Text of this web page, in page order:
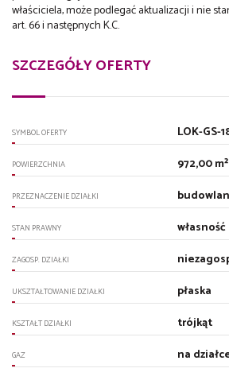
właściciela, może podlegać aktualizacji i nie
art. 66 i następnych K.C.
SZCZEGÓŁY OFERTY
SYMBOL OFERTY LOK-GS-
POWIERZCHNIA 972,00 m²
PRZEZNACZENIE DZIAŁKI
STAN PRAWNY własność
ZAGOSP. DZIAŁKI
UKSZTAŁTOWANIE DZIAŁKI płaska
KSZTAŁT DZIAŁKI trójkąt
GAZ na